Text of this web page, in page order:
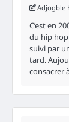
Adjogble
C’est en
du hip
suivi par
tard.
consacrer